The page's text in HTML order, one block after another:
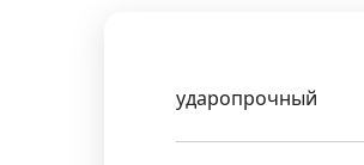
ударопрочный